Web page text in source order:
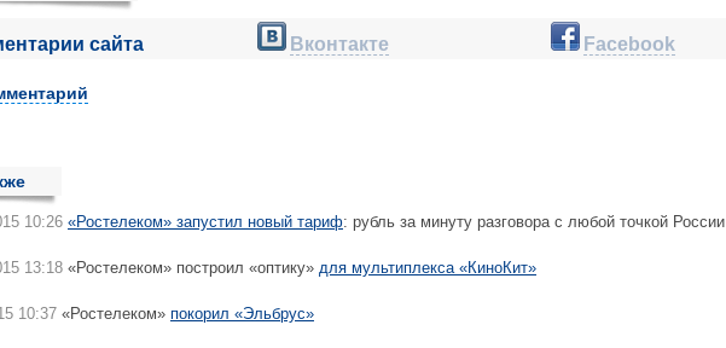
сайта Вконтакте Facebook
10:26 «Ростелеком» запустил новый тариф: рубль за минуту разговора с любой точкой России
13:18 «Ростелеком» построил «оптику» для мультиплекса «КиноКит»
10:37 «Ростелеком» покорил «Эльбрус»